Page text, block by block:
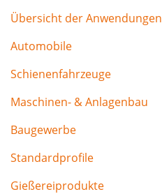
Übersicht der Anwendungen
Automobile
Schienenfahrzeuge
Maschinen- & Anlagenbau
Baugewerbe
Standardprofile
Gießereiprodukte